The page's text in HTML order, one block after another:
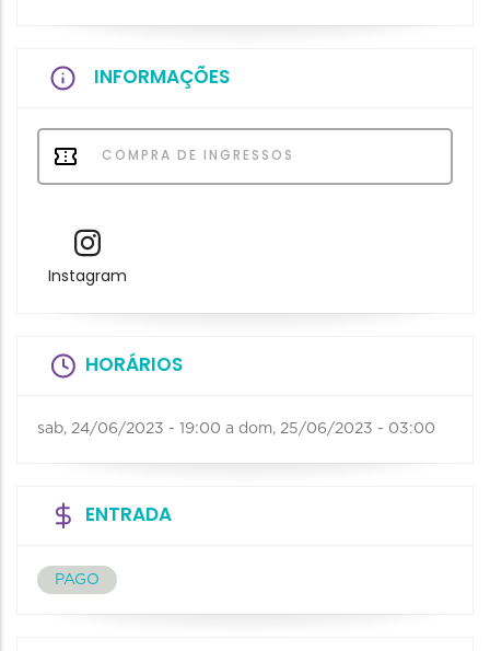
INFORMAÇÕES
COMPRA DE INGRESSOS
Instagram
HORÁRIOS
sab, 24/06/2023 - 19:00 a dom, 25/06/2023 - 03:00
ENTRADA
PAGO